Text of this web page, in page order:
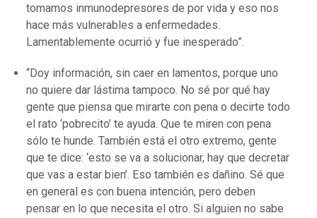
tomamos inmunodepresores de por vida y eso nos
hace más vulnerables a enfermedades.
Lamentablemente ocurrió y fue inesperado”.
“Doy información, sin caer en lamentos, porque uno
no quiere dar lástima tampoco. No sé por qué hay
gente que piensa que mirarte con pena o decirte todo
el rato ‘pobrecito’ te ayuda. Que te miren con pena
sólo te hunde. También está el otro extremo, gente
que te dice: ‘esto se va a solucionar, hay que decretar
que vas a estar bien’. Eso también es dañino. Sé que
en general es con buena intención, pero deben
pensar en lo que necesita el otro. Si alguien no sabe